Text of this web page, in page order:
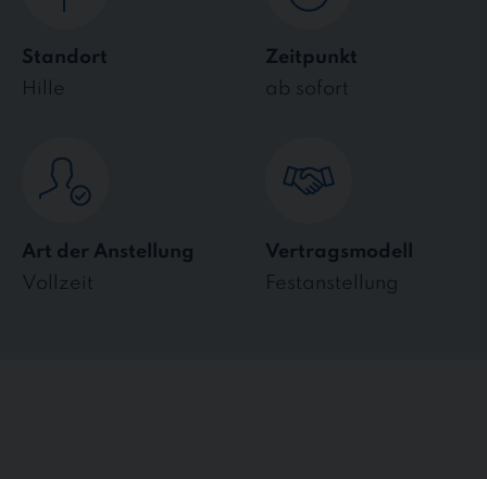
Standort
Hille
Zeitpunkt
ab sofort
Art der Anstellung
Vollzeit
Vertragsmodell
Festanstellung